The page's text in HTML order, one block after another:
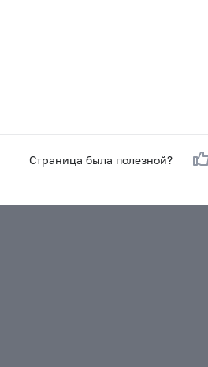
Страница была полезной?